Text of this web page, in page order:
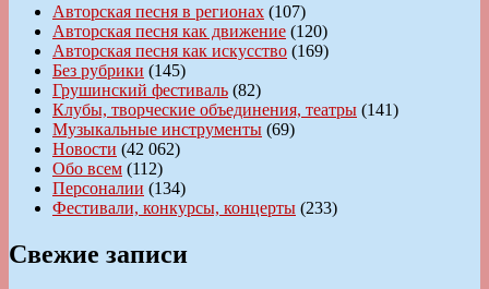
Авторская песня в регионах (107)
Авторская песня как движение (120)
Авторская песня как искусство (169)
Без рубрики (145)
Грушинский фестиваль (82)
Клубы, творческие объединения, театры (141)
Музыкальные инструменты (69)
Новости (42 062)
Обо всем (112)
Персоналии (134)
Фестивали, конкурсы, концерты (233)
Свежие записи